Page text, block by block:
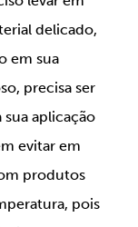
delicado,
em sua
precisa ser
aplicação
evitar em
produtos
pois